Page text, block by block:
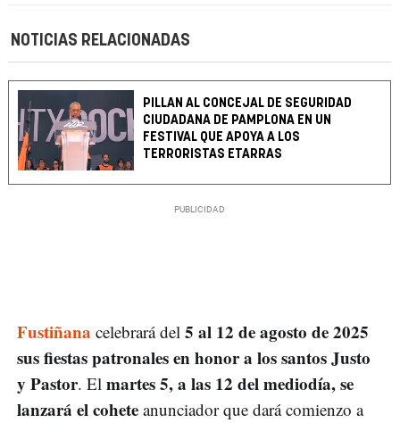
NOTICIAS RELACIONADAS
PILLAN AL CONCEJAL DE SEGURIDAD
CIUDADANA DE PAMPLONA EN UN
FESTIVAL QUE APOYA A LOS
TERRORISTAS ETARRAS
Fustiñana celebrará del 5 al 12 de agosto de 2025
sus fiestas patronales en honor a los santos Justo
y Pastor. El martes 5, a las 12 del mediodía, se
lanzará el cohete anunciador que dará comienzo a